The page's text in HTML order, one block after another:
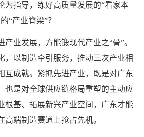
为指导，练好高质量发展的“看家本
“产业脊梁”？
产业发展，方能锻现代产业之“骨”。
，以制造牵引服务，推动三次产业相
互成就。紧抓先进产业，既是对广东
也是对全球供应链格局重塑的主动应
根基、拓展新兴产业空间，广东才能
高端制造赛道上抢占先机。